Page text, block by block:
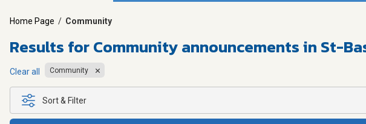
Home Page / Community
Results forCommunity announcements in St-
Clear all Community
Sort & Filter